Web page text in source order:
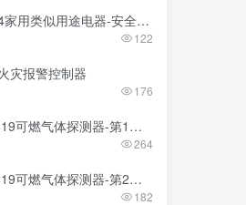
类似用途电器-安全技术规范
122
灾报警控制器
176
燃气体探测器-第1部分
264
燃气体探测器-第2部分
182
类似用途电器-安全技术规范
122
灾报警控制器
176
燃气体探测器-第1部分
264
燃气体探测器-第2部分
182